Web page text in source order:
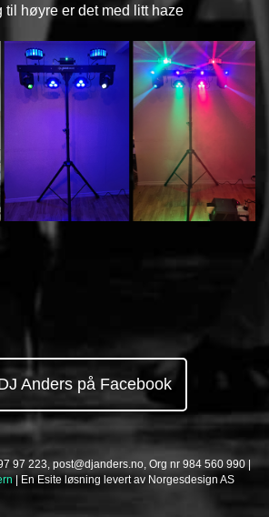
til høyre er det med litt haze
Anders på Facebook
97 223, post@djanders.no , Org nr 984 560 990 |
| EnEsite løsning levert av Norgesdesign AS